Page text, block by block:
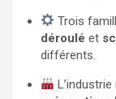
Trois
déroulé et
différents.